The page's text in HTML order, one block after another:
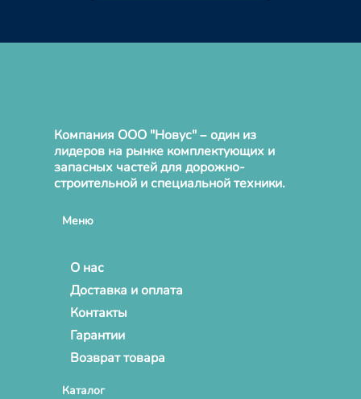
Компания ООО "Новус" – один из
лидеров на рынке комплектующих и
запасных частей для дорожно-
строительной и специальной техники.
Меню
О нас
Доставка и оплата
Контакты
Гарантии
Возврат товара
Каталог